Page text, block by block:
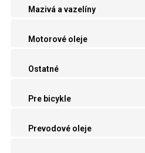
Mazivá a vazelíny
Motorové oleje
Ostatné
Pre bicykle
Prevodové oleje